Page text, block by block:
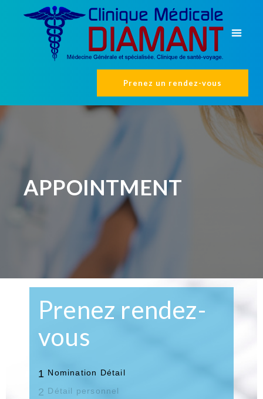
Prenez un rendez-vous
APPOINTMENT
Prenez rendez-
vous
1 Nomination Détail
2 Détail personnel